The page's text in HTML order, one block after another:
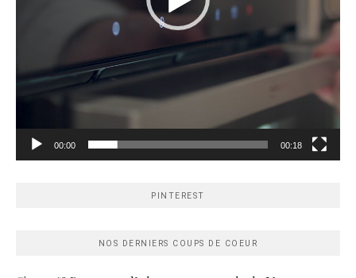
00:00 00:18
PINTEREST
NOS DERNIERS COUPS DE COEUR